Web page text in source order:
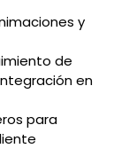
y
de
en
para